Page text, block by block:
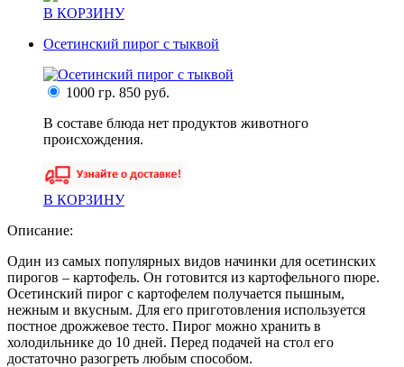
В КОРЗИНУ
Осетинский пирог с тыквой
1000 гр. 850 руб.
В составе блюда нет продуктов животного
происхождения.
В КОРЗИНУ
Описание:
Один из самых популярных видов начинки для осетинских
пирогов – картофель. Он готовится из картофельного пюре.
Осетинский пирог с картофелем получается пышным,
нежным и вкусным. Для его приготовления используется
постное дрожжевое тесто. Пирог можно хранить в
холодильнике до 10 дней. Перед подачей на стол его
достаточно разогреть любым способом.